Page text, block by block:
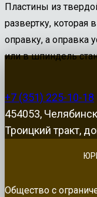
Пластины из
развертку, которая
оправку, а оправка
или в шпиндель
+7 (351) 225-10-18
454053,
Троицкий тракт,
Общество с